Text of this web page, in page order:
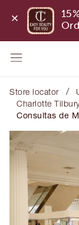
Store locator /
Charlotte
Consultas de